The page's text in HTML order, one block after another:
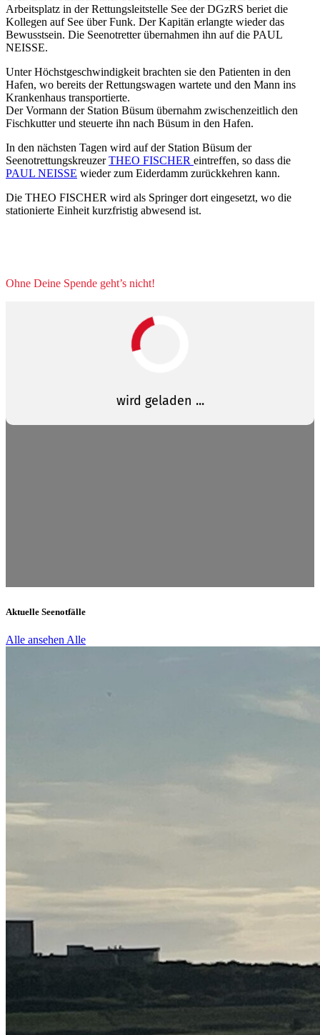
Arbeitsplatz in der Rettungsleitstelle See der DGzRS beriet die
Kollegen auf See über Funk. Der Kapitän erlangte wieder das
Bewusstsein. Die Seenotretter übernahmen ihn auf die PAUL
NEISSE.
Unter Höchstgeschwindigkeit brachten sie den Patienten in den
Hafen, wo bereits der Rettungswagen wartete und den Mann ins
Krankenhaus transportierte.
Der Vormann der Station Büsum übernahm zwischenzeitlich den
Fischkutter und steuerte ihn nach Büsum in den Hafen.
In den nächsten Tagen wird auf der Station Büsum der
SeenotrettungskreuzerTHEO FISCHER eintreffen, so dass die
PAUL NEISSE wieder zum Eiderdamm zurückkehren kann.
Die THEO FISCHER wird als Springer dort eingesetzt, wo die
stationierte Einheit kurzfristig abwesend ist.
Ohne Deine Spende geht’s nicht!
Aktuelle Seenotfälle
Alle ansehen Alle